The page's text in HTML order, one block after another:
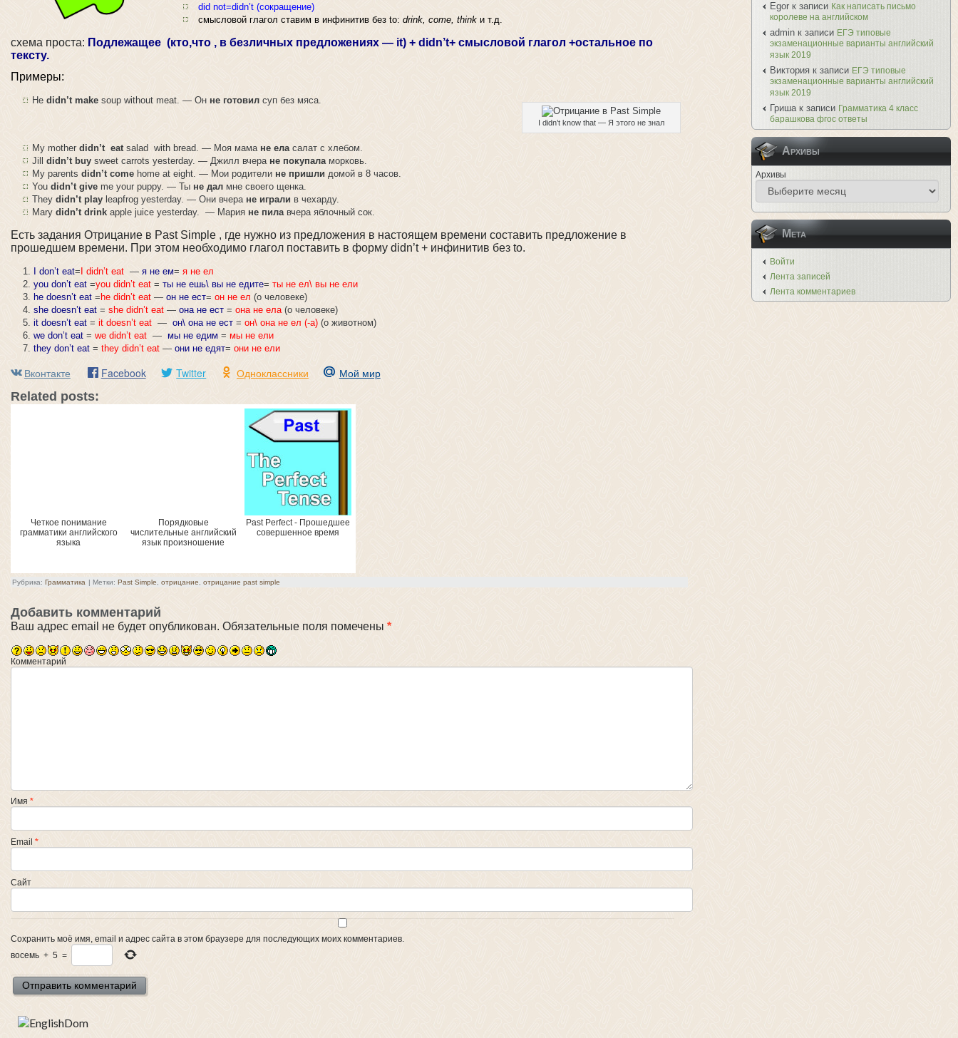
did not=didn’t (сокращение)
смысловой глагол ставим в инфинитив без to: drink, come, think и т.д.
схема проста: Подлежащее (кто,что , в безличных предложениях — it) + didn’t+ смысловой глагол +остальное по
тексту.
Примеры:
He didn’t make soup without meat. — Он не готовил суп без мяса.
I didn’t know that — Я этого не знал
My mother didn’t eatsalad with bread. — Моя мама не еласалат с хлебом.
Jill didn’t buy sweet carrots yesterday. — Джилл вчера не покупаламорковь.
My parents didn’t come home at eight. — Мои родители не пришли домой в 8 часов.
You didn’t give me your puppy. — Ты не дал мне своего щенка.
They didn’t play leapfrog yesterday. — Они вчера не играли в чехарду.
Mary didn’t drink apple juice yesterday. — Мария не пилавчера яблочный сок.
Есть задания Отрицание в Past Simple , где нужно из предложения в настоящем времени составить предложение в
прошедшем времени. При этом необходимо глагол поставить в форму didn’t + инфинитив без to.
I don’t eat= I didn’t eat — я не ем= я не ел
you don’t eat =you didn’t eat = ты не ешь\ вы не едите= ты не ел\ вы не ели
he doesn’t eat = he didn’t eat — он не ест= он не ел (о человеке)
she doesn’t eat = she didn’t eat — она не ест = она не ела(о человеке)
it doesn’t eat = it doesn’t eat — он\ она не ест = он\ она не ел (-а) (о животном)
we don’t eat = we didn’t eat — мы не едим = мы не ели
they don’t eat = they didn’t eat — они не едят= они не ели
Вконтакте Facebook Twitter Одноклассники
Мой мир
Related posts:
Четкое понимание
грамматики английского
языка
Порядковые
числительные английский
язык произношение
Past Perfect - Прошедшее
совершенное время
Рубрика: Грамматика | Метки: Past Simple отрицание отрицание past simple
Добавить комментарий
Ваш адрес email не будет опубликован. Обязательные поля помечены *
Комментарий
Имя *
Email *
Сайт
Сохранить моё имя, email и адрес сайта в этом браузере для последующих моих комментариев.
восемь + 5 =
Egor к записи Как написать письмо
королеве на английском
admin к записи ЕГЭ типовые
экзаменационные варианты английский
язык 2019
Виктория к записи ЕГЭ типовые
экзаменационные варианты английский
язык 2019
Гришак записи Грамматика 4 класс
барашкова фгос ответы
Архивы
Архивы
Мета
Войти
Лента записей
Лента комментариев